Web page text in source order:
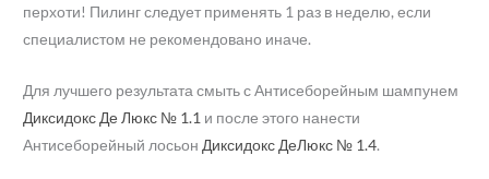
перхоти! Пилинг следует применять 1 раз в неделю, если
специалистом не рекомендовано иначе.
Для лучшего результата смыть с Антисеборейным шампунем
Диксидокс Де Люкс № 1.1 и после этого нанести
Антисеборейный лосьон Диксидокс ДеЛюкс № 1.4.